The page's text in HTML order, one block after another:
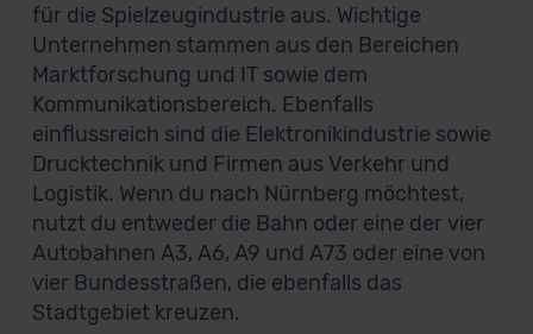
für die Spielzeugindustrie aus. Wichtige
Unternehmen stammen aus den Bereichen
Marktforschung und IT sowie dem
Kommunikationsbereich. Ebenfalls
einflussreich sind die Elektronikindustrie sowie
Drucktechnik und Firmen aus Verkehr und
Logistik. Wenn du nach Nürnberg möchtest,
nutzt du entweder die Bahn oder eine der vier
Autobahnen A3, A6, A9 und A73 oder eine von
vier Bundesstraßen, die ebenfalls das
Stadtgebiet kreuzen.